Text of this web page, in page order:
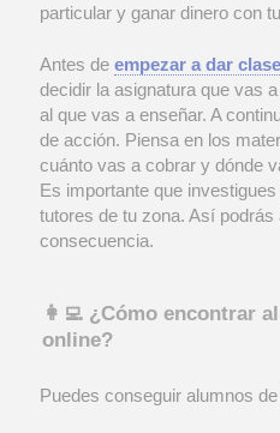
particular y ganar dinero con
Antes de empezar a dar
decidir la asignatura que vas
al que vas a enseñar. A
de acción. Piensa en los
cuánto vas a cobrar y dónde
Es importante que
tutores de tu zona. Así podrás
consecuencia.
👩‍💻 ¿Cómo encontrar
online?
Puedes conseguir alumnos